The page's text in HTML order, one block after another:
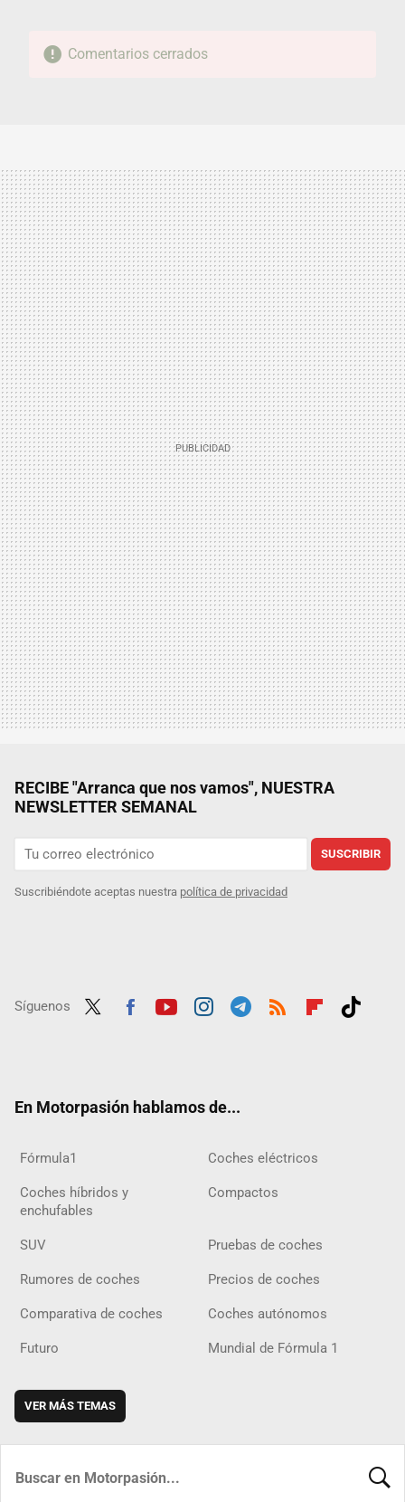
Comentarios cerrados
RECIBE "Arranca que nos vamos", NUESTRA
NEWSLETTER SEMANAL
SUSCRIBIR
Suscribiéndote aceptas nuestra política de privacidad
Síguenos
En Motorpasión hablamos de...
Fórmula1 Coches eléctricos
Coches híbridos y
enchufables
Compactos
SUV Pruebas de coches
Rumores de coches Precios de coches
Comparativa de coches Coches autónomos
Futuro Mundial de Fórmula 1
VER MÁS TEMAS